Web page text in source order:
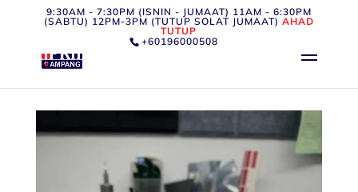
9:30AM - 7:30PM (ISNIN - JUMAAT) 11AM - 6:30PM
(SABTU) 12PM-3PM (TUTUP SOLAT JUMAAT) AHAD
TUTUP
+60196000508